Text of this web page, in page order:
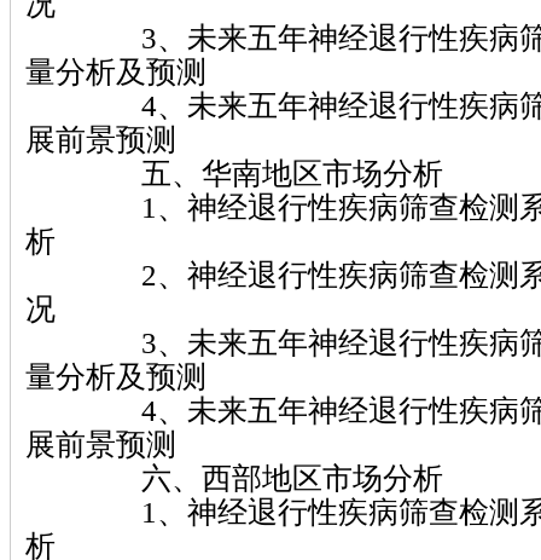
3、未来五年神经退行性疾病筛
量分析及预测
4、未来五年神经退行性疾病筛
展前景预测
五、华南地区市场分析
1、神经退行性疾病筛查检测系
析
2、神经退行性疾病筛查检测系
况
3、未来五年神经退行性疾病筛
量分析及预测
4、未来五年神经退行性疾病筛
展前景预测
六、西部地区市场分析
1、神经退行性疾病筛查检测系
析